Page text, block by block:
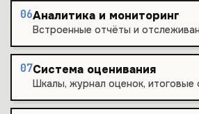
06Аналитика и мониторинг
Встроенные отчёты и
07Система оценивания
Шкалы, журнал оценок,